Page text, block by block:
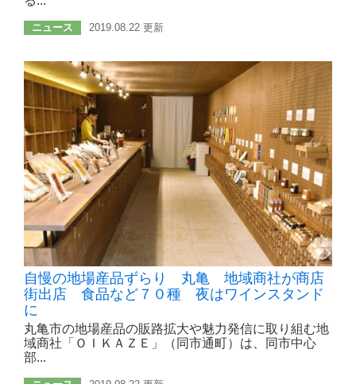
ニュース 2019.08.22 更新
自慢の地場産品ずらり 丸亀 地域商社が商店
街出店 食品など７０種 夜はワインスタンド
に
丸亀市の地場産品の販路拡大や魅力発信に取り組む地
域商社「ＯＩＫＡＺＥ」（同市通町）は、同市中心
部...